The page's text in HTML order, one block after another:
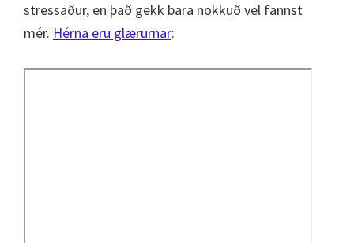
stressaður, en það gekk bara nokkuð vel fannst
mér. Hérna eru glærurnar: